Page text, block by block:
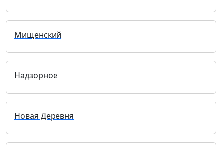
Мищенский
Надзорное
Новая Деревня